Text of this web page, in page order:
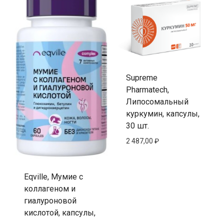
Eqville, Мумие с
коллагеном и
гиалуроновой
кислотой, капсулы,
Supreme
Pharmatech,
Липосомальный
куркумин, капсулы,
30 шт.
2 487,00 ₽